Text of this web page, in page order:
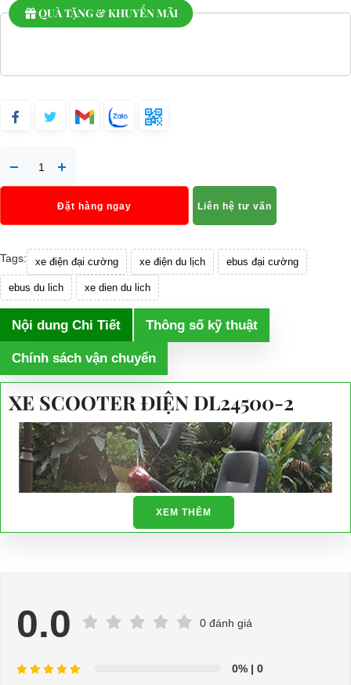
QUÀ TẶNG & KHUYẾN MÃI
Đặt hàng ngay Liên hệ tư vấn
Tags: xe điện đại cường xe điện du lịch ebus đại cường
ebus du lich xe dien du lich
Nội dung Chi Tiết Thông số kỹ thuật
Chính sách vận chuyển
XE SCOOTER ĐIỆN DL24500-2
XEM THÊM
0.0 0 đánh giá
0% | 0